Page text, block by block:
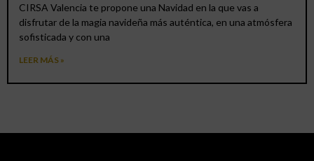
CIRSA Valencia te propone una Navidad en la que vas a
disfrutar de la magia navideña más auténtica, en una atmósfera
sofisticada y con una
LEER MÁS »